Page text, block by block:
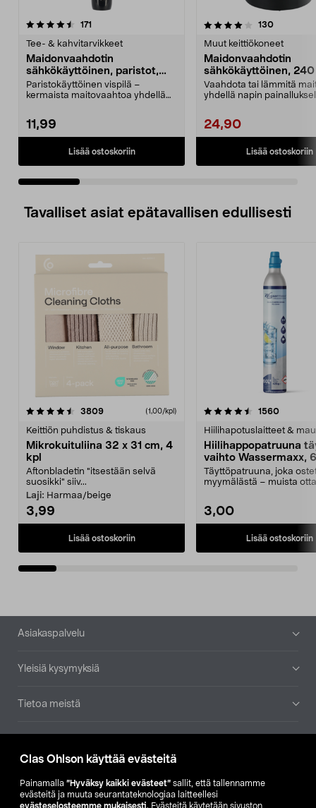
Clas Ohlson käyttää evästeitä
Painamalla ”Hyväksy kaikki evästeet” sallit, että tallennamme
evästeitä ja muuta seurantateknologiaa laitteellesi
evästeselosteemme mukaisesti. Evästeitä käytetään sivuston
171
Tee- & kahvitarvikkeet
Maidonvaahdotin
sähkökäyttöinen, paristot,
musta
Paristokäyttöinen vispilä –
kermaista maitovaahtoa yhdellä
11,99
Lisää ostoskoriin
4.0 viidestä
130arvostelut
Muut keittiökoneet
Maidonvaahdotin
sähkökäyttöinen,
musta
Vaahdota tai lämmitä
yhdellä napin
24,90
Lisää ostoskoriin
4.5 viidestä
Tavalliset asiat epätavallisen edullisesti
3809arvostelut (1,00/kpl)
Keittiön puhdistus & tiskaus
Mikrokuituliina 32 x 31 cm, 4
kpl
Aftonbladetin "itsestään selvä
suosikki" siiv...
Laji: Harmaa/beige
3,99
Lisää ostoskoriin
4.5viidestä
1560
Hiilihapotuslaitteet &
Hiilihappopatruuna
vaihto Wassermaxx,
Täyttöpatruuna, joka
myymälästä – muista
3,00
Lisää ostoskoriin
4.5viidestä
Alatunniste
Asiakaspalvelu
Yleisiä kysymyksiä
Tietoa meistä